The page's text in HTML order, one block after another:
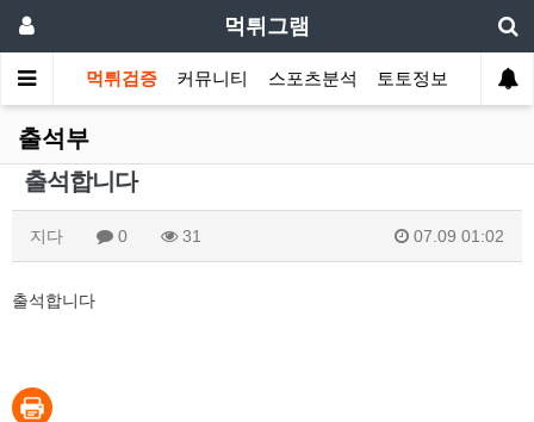
먹튀그램
먹튀검증 커뮤니티 스포츠분석 토토정보
출석부
출석합니다
지다 0 31 07.09 01:02
출석합니다